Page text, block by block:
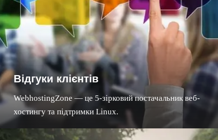
Відгуки клієнтів
WebhostingZone — це 5-зірковий постачальник веб-
хостингу та підтримки Linux.